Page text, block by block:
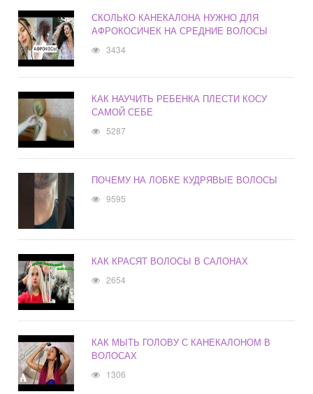
СКОЛЬКО КАНЕКАЛОНА НУЖНО ДЛЯ
АФРОКОСИЧЕК НА СРЕДНИЕ ВОЛОСЫ
3434
КАК НАУЧИТЬ РЕБЕНКА ПЛЕСТИ КОСУ
САМОЙ СЕБЕ
5287
ПОЧЕМУ НА ЛОБКЕ КУДРЯВЫЕ ВОЛОСЫ
9595
КАК КРАСЯТ ВОЛОСЫ В САЛОНАХ
2654
КАК МЫТЬ ГОЛОВУ С КАНЕКАЛОНОМ В
ВОЛОСАХ
1306